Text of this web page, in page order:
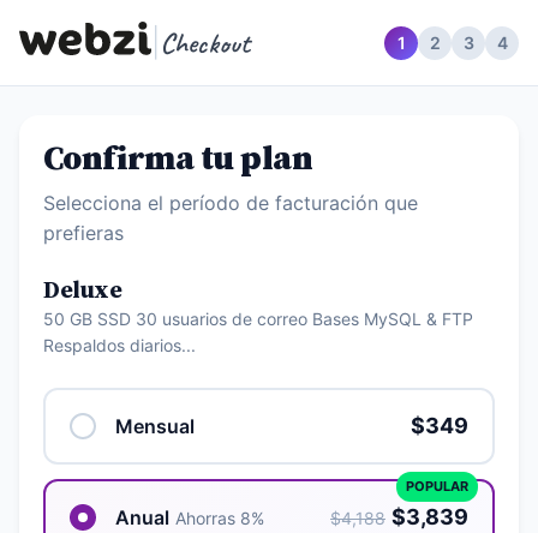
Checkout 1 2 3 4
Confirma tu plan
Selecciona el período de facturación que
prefieras
Deluxe
50 GB SSD 30 usuarios de correo Bases MySQL & FTP
Respaldos diarios...
Mensual $349
Anual Ahorras 8% $4,188 $3,839
POPULAR